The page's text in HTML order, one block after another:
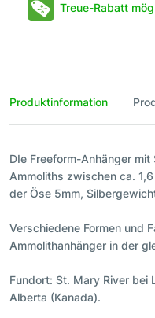
Treue-Rabatt
Produktinformation
DIe Freeform-Anhänger
Ammoliths zwischen ca.
der Öse 5mm,
Verschiedene Formen und
Ammolithanhänger in der
Fundort: St. Mary River
Alberta (Kanada).